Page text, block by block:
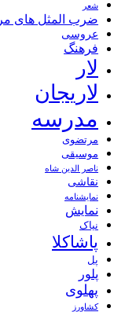
شعر
ضرب المثل های
عروسی
فرهنگ
لار
لاریجان
مدرسه
مرتضوی
موسیقی
ناصر الدین شاه
نقاشی
نمايشنامه
نمایش
نیاک
پاشاکلا
پل
پلور
پهلوی
کشاورز